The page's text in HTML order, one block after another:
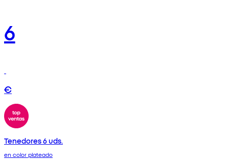
6
€
Tenedores 6 uds.
en color plateado